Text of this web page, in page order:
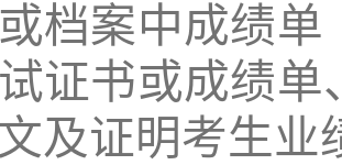
档案中成绩
证书或成绩
及证明考生业